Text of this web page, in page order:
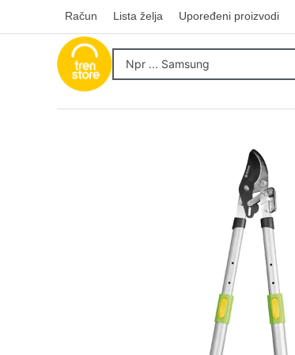
Račun Lista želja Upoređeni proizvodi